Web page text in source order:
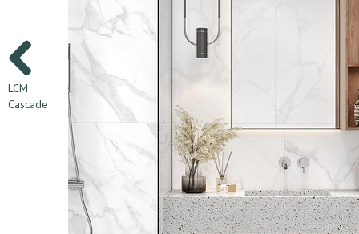
LCM
Cascade